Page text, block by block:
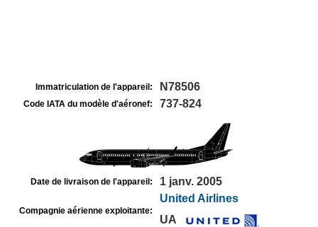
Immatriculation de l'appareil: N78506
Code IATA du modèle d'aéronef: 737-824
Date de livraison de l'appareil: 1 janv. 2005
Compagnie aérienne exploitante:
United Airlines
UA